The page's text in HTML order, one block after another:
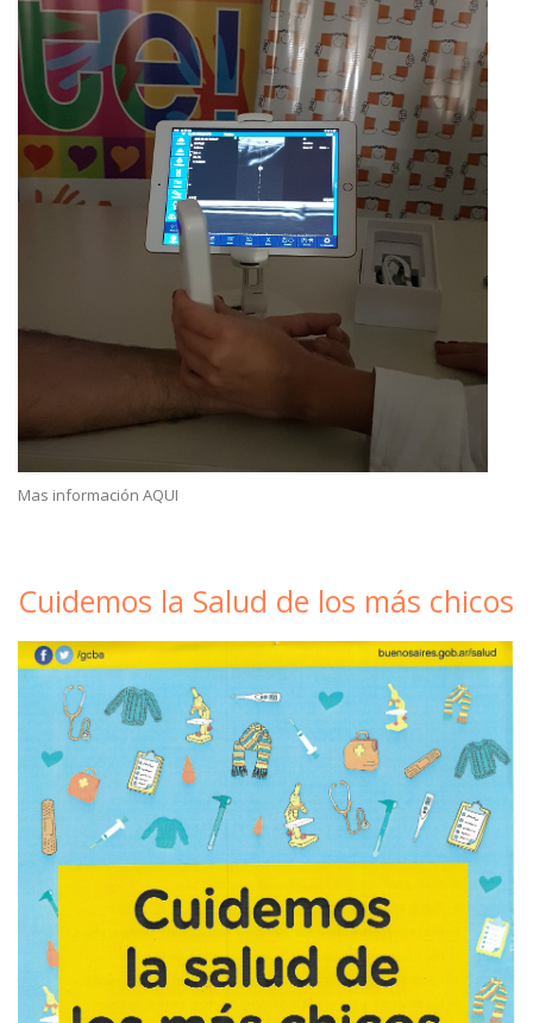
Mas información AQUI
Cuidemos la Salud de los más chicos